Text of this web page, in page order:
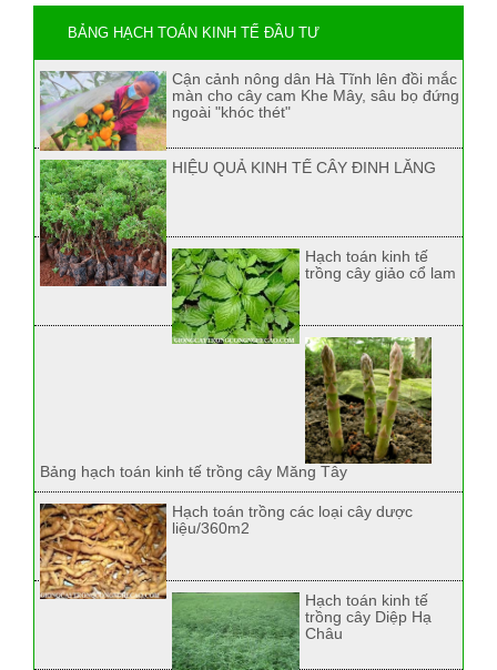
BẢNG HẠCH TOÁN KINH TẾ ĐẦU TƯ
Cận cảnh nông dân Hà Tĩnh lên đồi mắc
màn cho cây cam Khe Mây, sâu bọ đứng
ngoài "khóc thét"
HIỆU QUẢ KINH TẾ CÂY ĐINH LĂNG
Hạch toán kinh tế
trồng cây giảo cổ lam
Bảng hạch toán kinh tế trồng cây Măng Tây
Hạch toán trồng các loại cây dược
liệu/360m2
Hạch toán kinh tế
trồng cây Diệp Hạ
Châu